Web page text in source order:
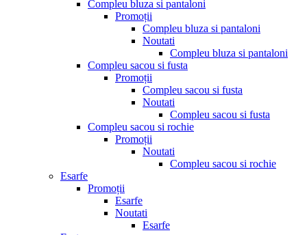
Compleu bluza si pantaloni
Promoții
Compleu bluza si pantaloni
Noutati
Compleu bluza si pantaloni
Compleu sacou si fusta
Promoții
Compleu sacou si fusta
Noutati
Compleu sacou si fusta
Compleu sacou si rochie
Promoții
Noutati
Compleu sacou si rochie
Esarfe
Promoții
Esarfe
Noutati
Esarfe